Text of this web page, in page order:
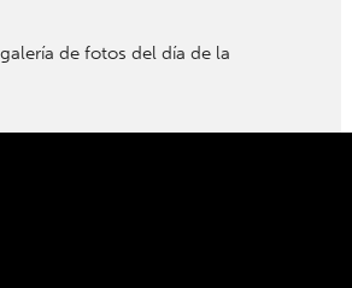
de fotos del día de la